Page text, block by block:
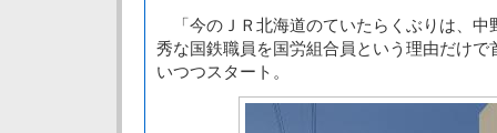
「今のＪＲ北海道のていたらくぶりは、中
秀な国鉄職員を国労組合員という理由だけで
いつつスタート。